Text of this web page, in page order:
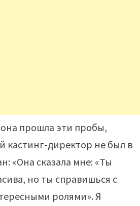
прошла эти пробы,
кастинг-директор не был в
«Она сказала мне: «Ты
но ты справишься с
ролями». Я